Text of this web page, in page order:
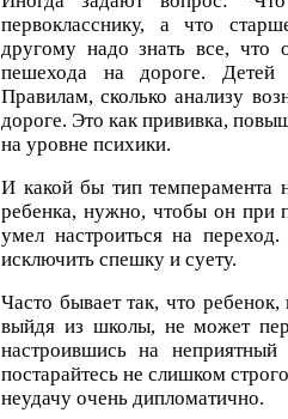
первокласснику, а что
другому надо знать все, что
пешехода на дороге. Детей
Правилам, сколько анализу
дороге. Это как прививка,
на уровне психики.
И какой бы тип темперамента
ребенка, нужно, чтобы он при
умел настроиться на
исключить спешку и суету.
Часто бывает так, что
выйдя из школы, не может
настроившись на
постарайтесь не слишком
неудачу очень дипломатично.